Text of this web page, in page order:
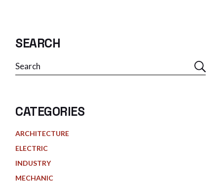
SEARCH
CATEGORIES
ARCHITECTURE
ELECTRIC
INDUSTRY
MECHANIC